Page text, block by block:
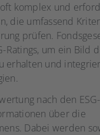
komplex und
die umfassend
prüfen.
Ratings, um ein Bild
erhalten und
nach den
über die
Dabei werden